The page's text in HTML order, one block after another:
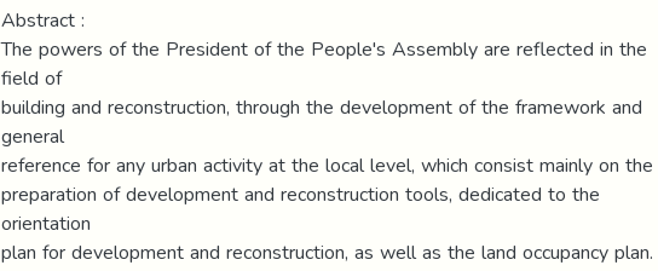
Abstract :
The powers of the President of the People's Assembly are reflected in the
field of
building and reconstruction, through the development of the framework and
general
reference for any urban activity at the local level, which consist mainly on the
preparation of development and reconstruction tools, dedicated to the
orientation
plan for development and reconstruction, as well as the land occupancy plan.